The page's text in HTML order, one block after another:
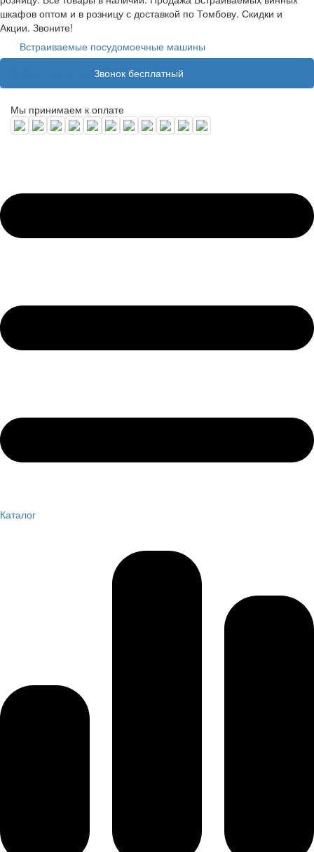
шкафов оптом и в розницу с доставкой по Томбову. Скидки и
Акции. Звоните!
Встраиваемые посудомоечные машины
Звонок бесплатный
Мы принимаем к оплате
Каталог